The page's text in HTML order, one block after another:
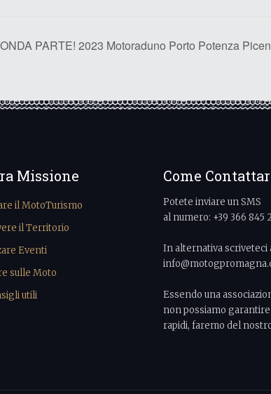
PARTE! 2023 Motoraduno Porto Potenza
Missione
il MotoTurismo
il Territorio
Eventi
sulle Moto
utili
Come
Potete inviare un SMS
al numero: +39 366 845
In alternativa scriveteci
Essendo una
non possiamo
rapidi, faremo del